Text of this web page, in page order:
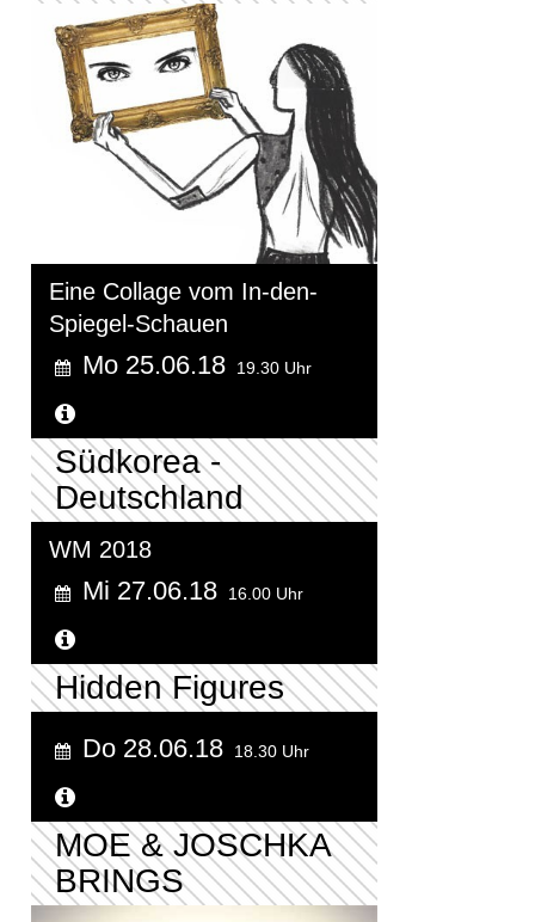
Eine Collage vom In-den-
Spiegel-Schauen
Mo 25.06.18 19.30 Uhr
Südkorea -
Deutschland
WM 2018
Mi 27.06.18 16.00 Uhr
Hidden Figures
Do 28.06.18 18.30 Uhr
MOE & JOSCHKA
BRINGS